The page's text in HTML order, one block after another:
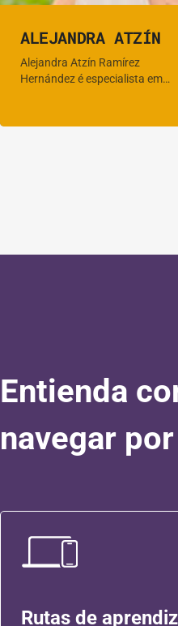
ALEJANDRA ATZÍN
Alejandra Atzín Ramírez
Hernández é especialista em…
Entienda
navegar por
Rutas de